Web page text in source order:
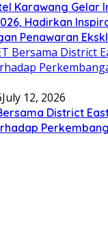
Karawang Gelar
Hadirkan
Penawaran
July 12, 2026
District